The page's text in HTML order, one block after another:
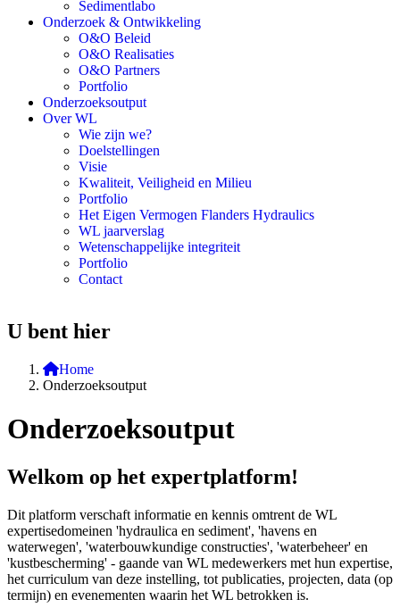
Sedimentlabo
Onderzoek & Ontwikkeling
O&O Beleid
O&O Realisaties
O&O Partners
Portfolio
Onderzoeksoutput
Over WL
Wie zijn we?
Doelstellingen
Visie
Kwaliteit, Veiligheid en Milieu
Portfolio
Het Eigen Vermogen Flanders Hydraulics
WL jaarverslag
Wetenschappelijke integriteit
Portfolio
Contact
U bent hier
Home
Onderzoeksoutput
Onderzoeksoutput
Welkom op het expertplatform!
Dit platform verschaft informatie en kennis omtrent de WL
expertisedomeinen 'hydraulica en sediment', 'havens en
waterwegen', 'waterbouwkundige constructies', 'waterbeheer' en
'kustbescherming' - gaande van WL medewerkers met hun expertise,
het curriculum van deze instelling, tot publicaties, projecten, data (op
termijn) en evenementen waarin het WL betrokken is.